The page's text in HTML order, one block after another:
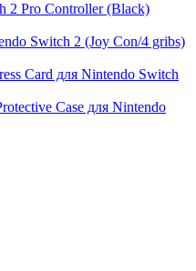
2 Pro Controller (Black)
Switch 2 (Joy Con/4 gribs)
Card для Nintendo Switch
Case для Nintendo